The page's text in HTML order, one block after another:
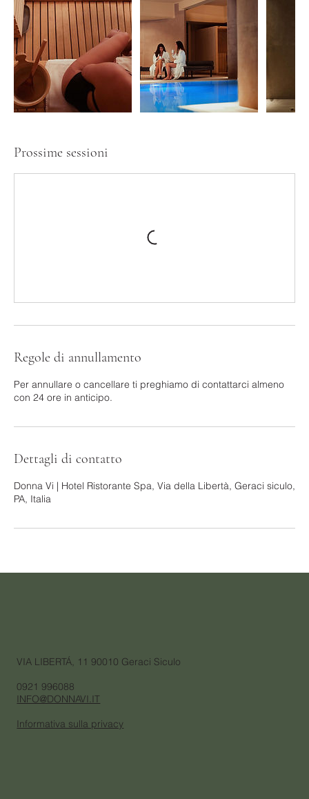
Prossime sessioni
Regole di annullamento
Per annullare o cancellare ti preghiamo di contattarci almeno
con 24 ore in anticipo.
Dettagli di contatto
Donna Vi | Hotel Ristorante Spa, Via della Libertà, Geraci siculo,
PA, Italia
VIA LIBERTÁ, 11 90010 Geraci Siculo
0921 996088
INFO@DONNAVI.IT
Informativa sulla privacy